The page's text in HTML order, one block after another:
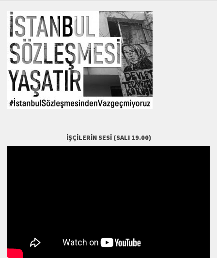
İŞÇILERIN SESI (SALI 19.00)